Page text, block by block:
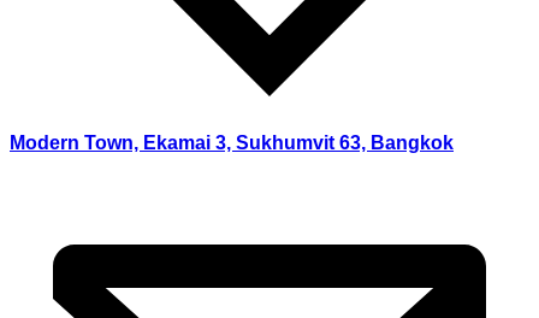
Modern Town, Ekamai 3, Sukhumvit 63, Bangkok